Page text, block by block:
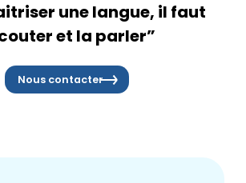
une langue, il faut
et la parler”
Nous contacter